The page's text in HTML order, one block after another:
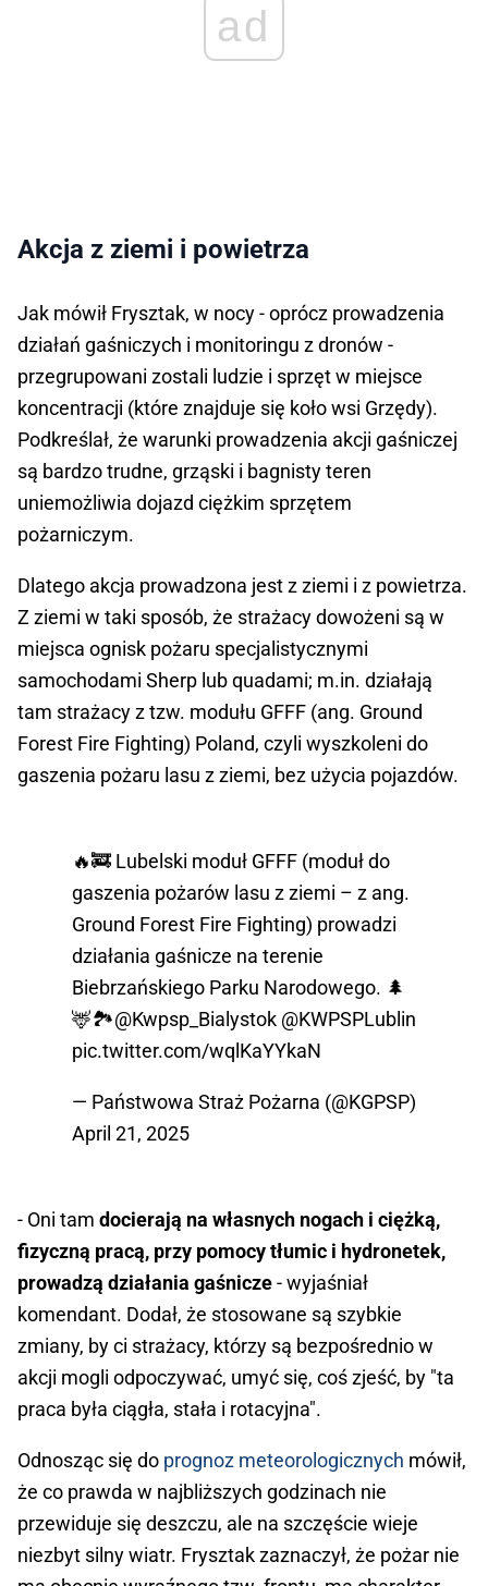
ad
Akcja z ziemi i powietrza
Jak mówił Frysztak, w nocy - oprócz prowadzenia
działań gaśniczych i monitoringu z dronów -
przegrupowani zostali ludzie i sprzęt w miejsce
koncentracji (które znajduje się koło wsi Grzędy).
Podkreślał, że warunki prowadzenia akcji gaśniczej
są bardzo trudne, grząski i bagnisty teren
uniemożliwia dojazd ciężkim sprzętem
pożarniczym.
Dlatego akcja prowadzona jest z ziemi i z powietrza.
Z ziemi w taki sposób, że strażacy dowożeni są w
miejsca ognisk pożaru specjalistycznymi
samochodami Sherp lub quadami; m.in. działają
tam strażacy z tzw. modułu GFFF (ang. Ground
Forest Fire Fighting) Poland, czyli wyszkoleni do
gaszenia pożaru lasu z ziemi, bez użycia pojazdów.
🔥🚒 Lubelski moduł GFFF (moduł do
gaszenia pożarów lasu z ziemi – z ang.
Ground Forest Fire Fighting) prowadzi
działania gaśnicze na terenie
Biebrzańskiego Parku Narodowego. 🌲
🦌🏞️@Kwpsp_Bialystok @KWPSPLublin
pic.twitter.com/wqlKaYYkaN
— Państwowa Straż Pożarna (@KGPSP)
April 21, 2025
- Oni tam docierają na własnych nogach i ciężką,
fizyczną pracą, przy pomocy tłumic i hydronetek,
prowadzą działania gaśnicze- wyjaśniał
komendant. Dodał, że stosowane są szybkie
zmiany, by ci strażacy, którzy są bezpośrednio w
akcji mogli odpoczywać, umyć się, coś zjeść, by "ta
praca była ciągła, stała i rotacyjna".
Odnosząc się do prognoz meteorologicznych mówił,
że co prawda w najbliższych godzinach nie
przewiduje się deszczu, ale na szczęście wieje
niezbyt silny wiatr. Frysztak zaznaczył, że pożar nie